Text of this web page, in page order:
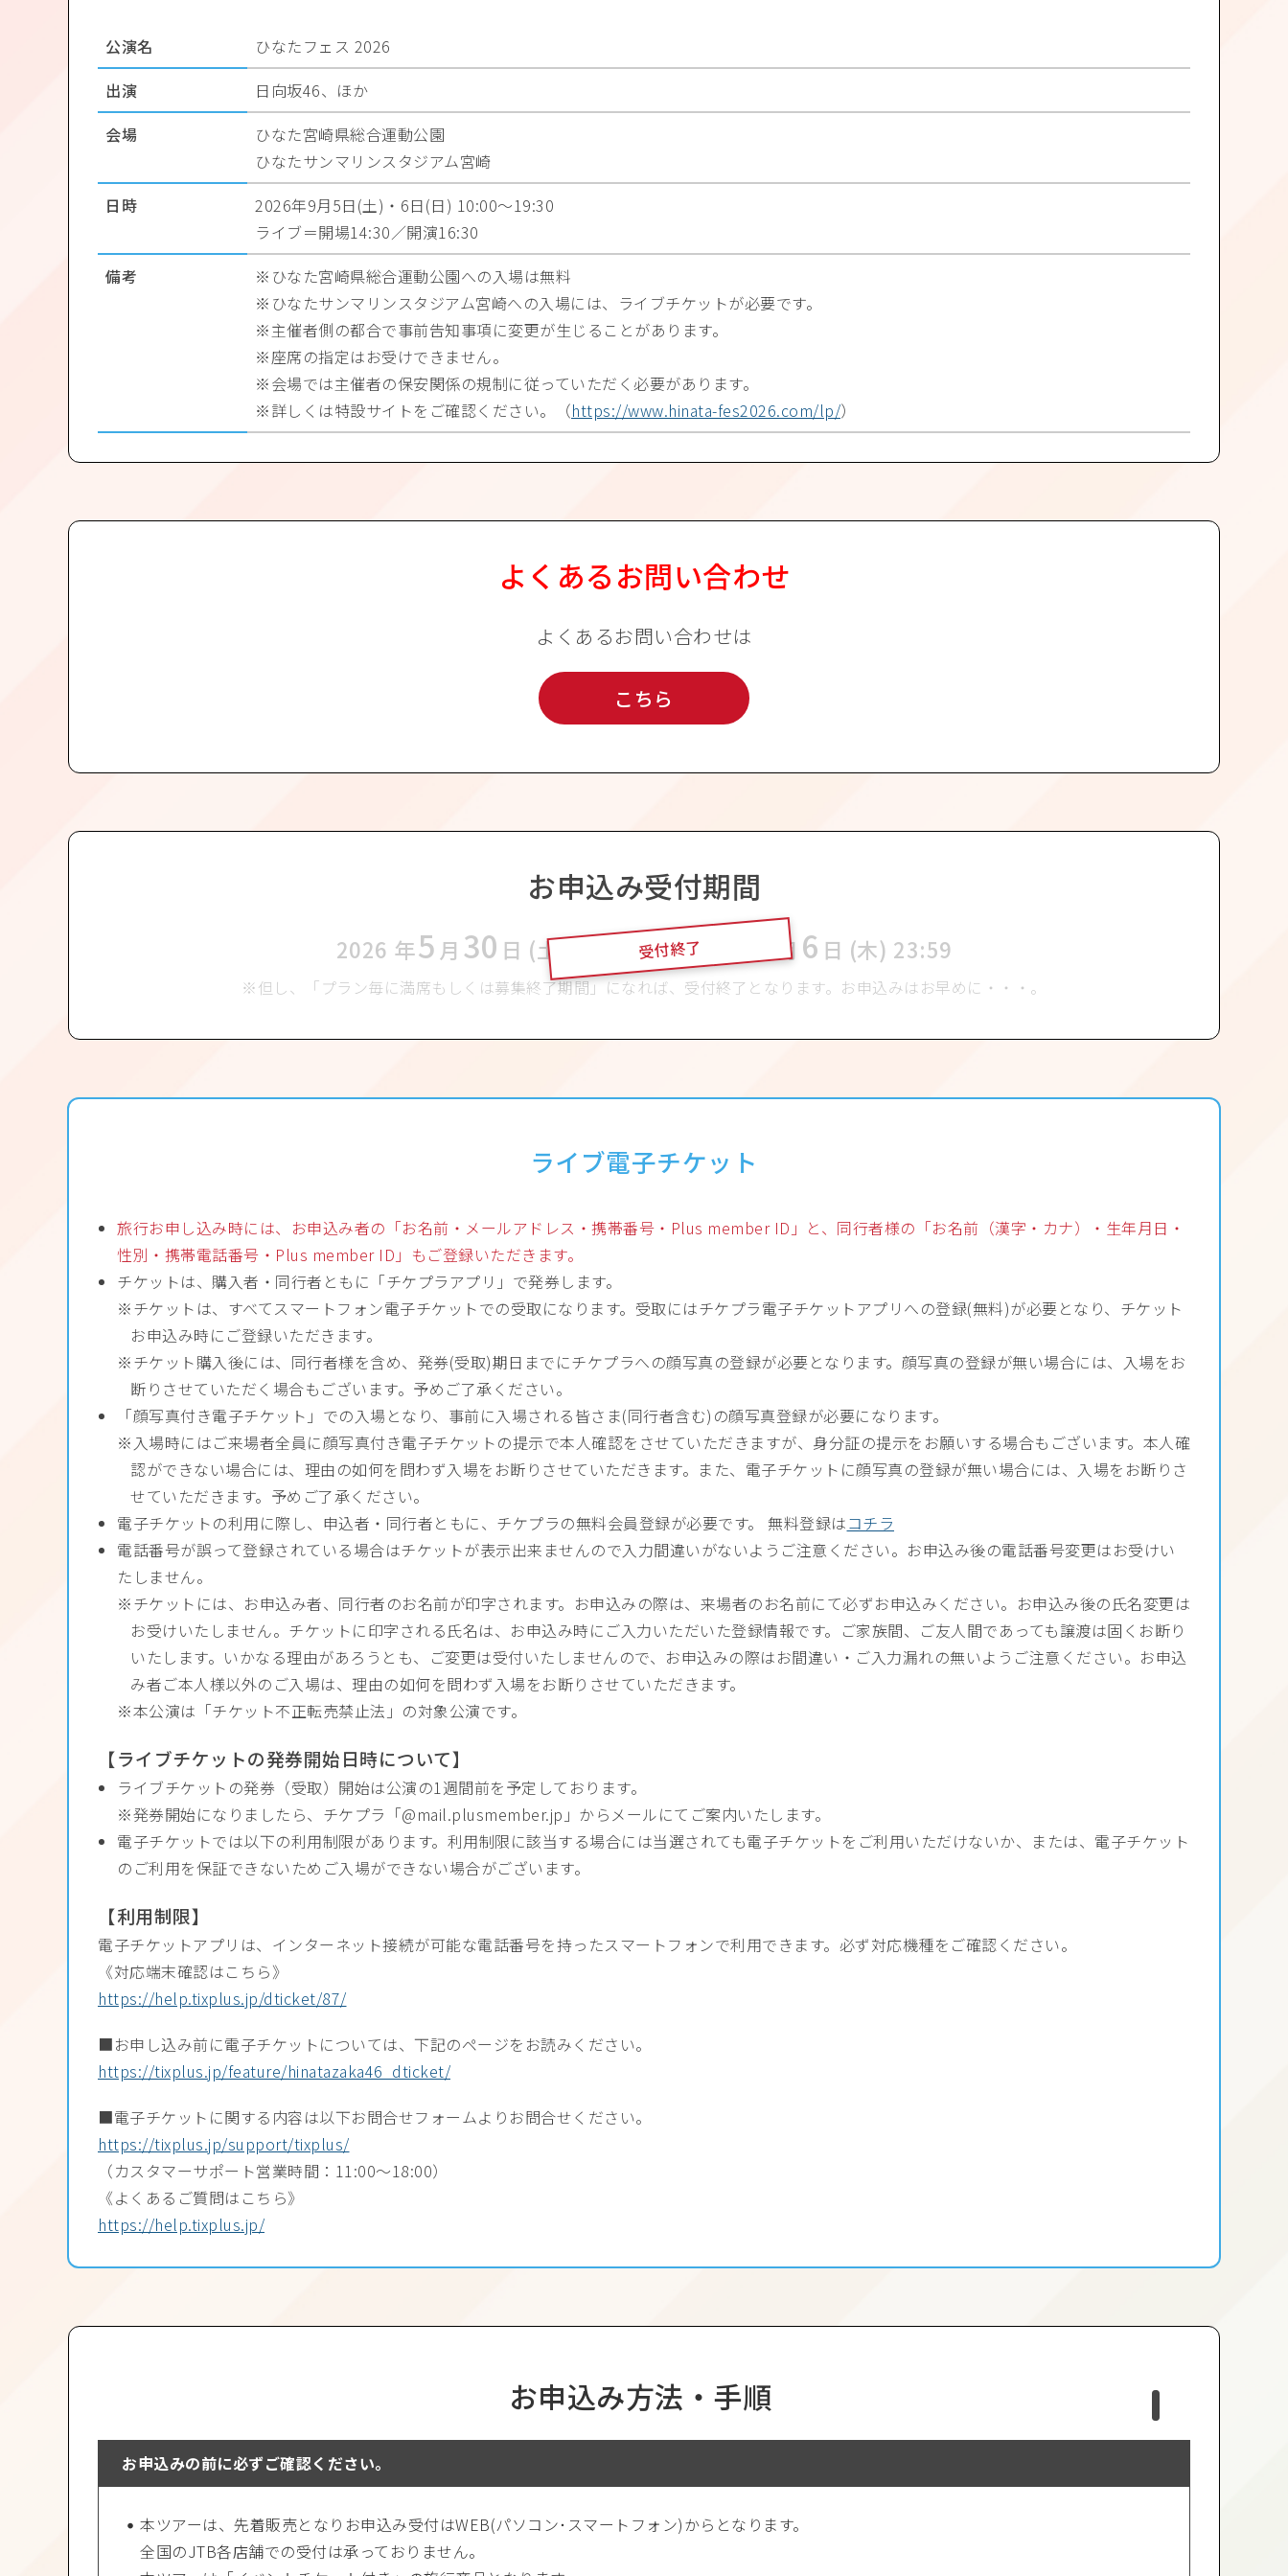
公演名
ひなたフェス 2026
出演
日向坂46、ほか
会場
ひなた宮崎県総合運動公園
ひなたサンマリンスタジアム宮崎
日時
2026年9月5日(土)・6日(日) 10:00～19:30
ライブ＝開場14:30／開演16:30
備考
ひなた宮崎県総合運動公園への入場は無料
ひなたサンマリンスタジアム宮崎への入場には、ライブチケットが必要です。
主催者側の都合で事前告知事項に変更が生じることがあります。
座席の指定はお受けできません。
会場では主催者の保安関係の規制に従っていただく必要があります。
詳しくは特設サイトをご確認ください。（https://www.hinata-fes2026.com/lp/）
よくあるお問い合わせ
よくあるお問い合わせは
こちら
お申込み受付期間
2026 年5 月 30 日 (土)12:00 〜 2026 月 6 日 (木) 23:59
受付終了
但し、「プラン毎に満席もしくは募集終了期間」になれば、受付終了となります。お申込みはお早めに・・・。
ライブ電子チケット
旅行お申し込み時には、お申込み者の「お名前・メールアドレス・携帯番号・Plus member ID」と、同行者様の「お名前（漢字・カナ）・生年月日・
性別・携帯電話番号・Plus member ID」もご登録いただきます。
チケットは、購入者・同行者ともに「チケプラアプリ」で発券します。
チケットは、すべてスマートフォン電子チケットでの受取になります。受取にはチケプラ電子チケットアプリへの登録(無料)が必要となり、チケット
お申込み時にご登録いただきます。
チケット購入後には、同行者様を含め、発券(受取)期日までにチケプラへの顔写真の登録が必要となります。顔写真の登録が無い場合には、入場をお
断りさせていただく場合もございます。予めご了承ください。
「顔写真付き電子チケット」での入場となり、事前に入場される皆さま(同行者含む)の顔写真登録が必要になります。
入場時にはご来場者全員に顔写真付き電子チケットの提示で本人確認をさせていただきますが、身分証の提示をお願いする場合もございます。本人確
認ができない場合には、理由の如何を問わず入場をお断りさせていただきます。また、電子チケットに顔写真の登録が無い場合には、入場をお断りさ
せていただきます。予めご了承ください。
電子チケットの利用に際し、申込者・同行者ともに、チケプラの無料会員登録が必要です。 無料登録はコチラ
電話番号が誤って登録されている場合はチケットが表示出来ませんので入力間違いがないようご注意ください。お申込み後の電話番号変更はお受けい
たしません。
チケットには、お申込み者、同行者のお名前が印字されます。お申込みの際は、来場者のお名前にて必ずお申込みください。お申込み後の氏名変更は
お受けいたしません。チケットに印字される氏名は、お申込み時にご入力いただいた登録情報です。ご家族間、ご友人間であっても譲渡は固くお断り
いたします。いかなる理由があろうとも、ご変更は受付いたしませんので、お申込みの際はお間違い・ご入力漏れの無いようご注意ください。お申込
み者ご本人様以外のご入場は、理由の如何を問わず入場をお断りさせていただきます。
本公演は「チケット不正転売禁止法」の対象公演です。
【ライブチケットの発券開始日時について】
ライブチケットの発券（受取）開始は公演の1週間前を予定しております。
発券開始になりましたら、チケプラ「@mail.plusmember.jp」からメールにてご案内いたします。
電子チケットでは以下の利用制限があります。利用制限に該当する場合には当選されても電子チケットをご利用いただけないか、または、電子チケット
のご利用を保証できないためご入場ができない場合がございます。
【利用制限】
電子チケットアプリは、インターネット接続が可能な電話番号を持ったスマートフォンで利用できます。必ず対応機種をご確認ください。
《対応端末確認はこちら》
https://help.tixplus.jp/dticket/87/
■お申し込み前に電子チケットについては、下記のページをお読みください。
https://tixplus.jp/feature/hinatazaka46_dticket/
■電子チケットに関する内容は以下お問合せフォームよりお問合せください。
https://tixplus.jp/support/tixplus/
（カスタマーサポート営業時間：11:00〜18:00）
《よくあるご質問はこちら》
https://help.tixplus.jp/
お申込み方法・手順
お申込みの前に必ずご確認ください。
本ツアーは、先着販売となりお申込み受付はWEB(パソコン･スマートフォン)からとなります。
全国のJTB各店舗での受付は承っておりません。